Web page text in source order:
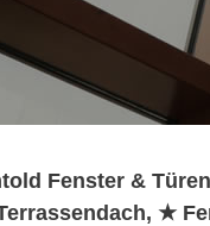
Fenster &
★